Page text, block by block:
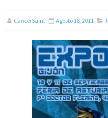
CancerSaint Agosto 18, 2011